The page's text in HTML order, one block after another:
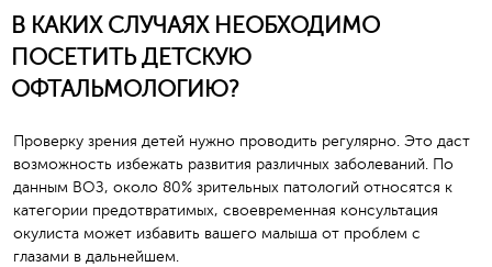
В КАКИХ СЛУЧАЯХ НЕОБХОДИМО
ПОСЕТИТЬ ДЕТСКУЮ
ОФТАЛЬМОЛОГИЮ?
Проверку зрения детей нужно проводить регулярно. Это даст
возможность избежать развития различных заболеваний. По
данным ВОЗ, около 80% зрительных патологий относятся к
категории предотвратимых, своевременная консультация
окулиста может избавить вашего малыша от проблем с
глазами в дальнейшем.